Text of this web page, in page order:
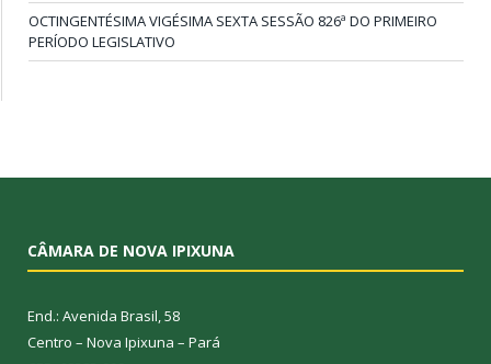
OCTINGENTÉSIMA VIGÉSIMA SEXTA SESSÃO 826ª DO PRIMEIRO
PERÍODO LEGISLATIVO
CÂMARA DE NOVA IPIXUNA
End.: Avenida Brasil, 58
Centro – Nova Ipixuna – Pará